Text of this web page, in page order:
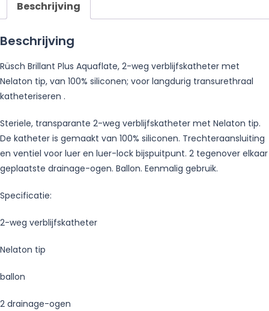
Beschrijving
Beschrijving
Rüsch Brillant Plus Aquaflate, 2-weg verblijfskatheter met
Nelaton tip, van 100% siliconen; voor langdurig transurethraal
katheteriseren .
Steriele, transparante 2-weg verblijfskatheter met Nelaton tip.
De katheter is gemaakt van 100% siliconen. Trechteraansluiting
en ventiel voor luer en luer-lock bijspuitpunt. 2 tegenover elkaar
geplaatste drainage-ogen. Ballon. Eenmalig gebruik.
Specificatie:
2-weg verblijfskatheter
Nelaton tip
ballon
2 drainage-ogen